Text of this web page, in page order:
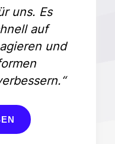
uns. Es
auf
und